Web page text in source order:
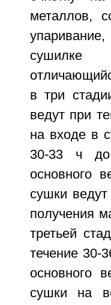
металлов,
сушилке
в три
ведут при
на входе в
30-33 ч до
основного
сушки
получения
третьей
течение 30-
основного
сушки на